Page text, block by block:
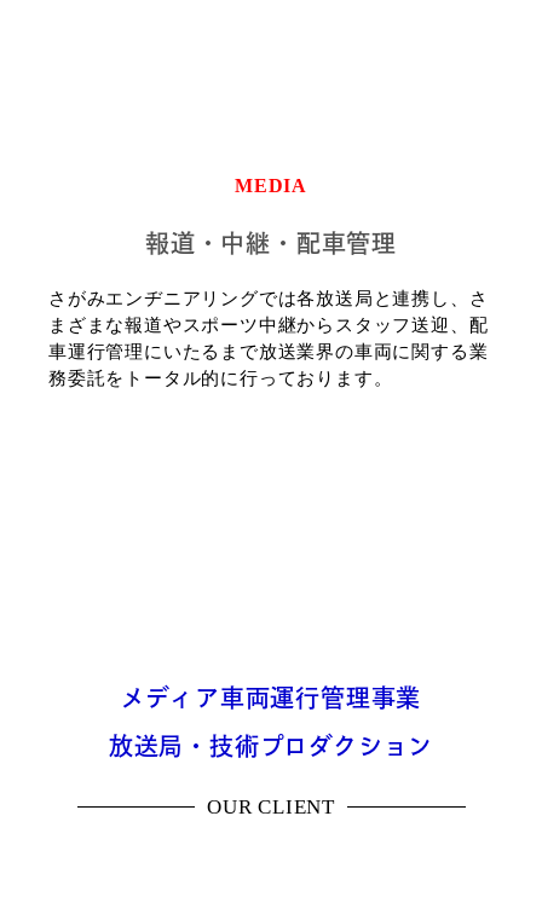
MEDIA
報道・中継・配車管理
さがみエンヂニアリングでは各放送局と連携し、さ
まざまな報道やスポーツ中継からスタッフ送迎、配
車運行管理にいたるまで放送業界の車両に関する業
務委託をトータル的に行っております。
メディア車両運行管理事業
放送局・技術プロダクション
OUR CLIENT